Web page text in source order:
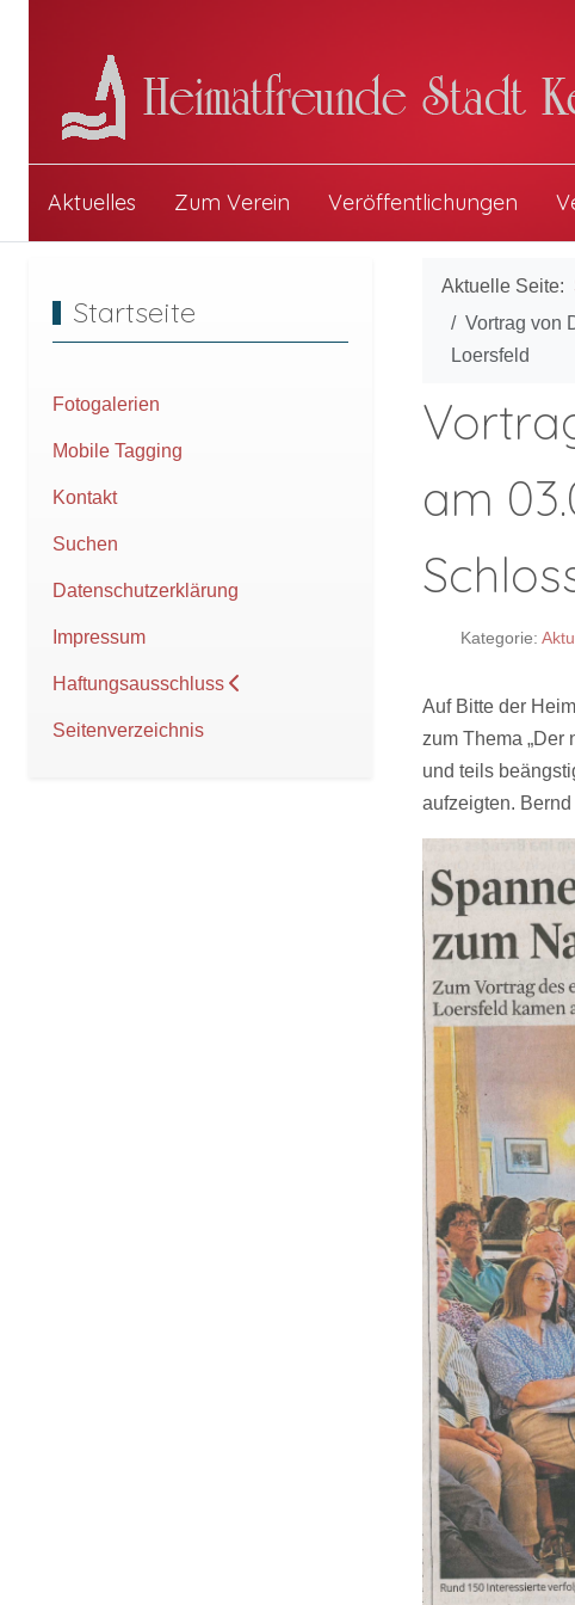
Aktuelles Zum Verein Veröffentlichungen
Startseite
Fotogalerien
Mobile Tagging
Kontakt
Suchen
Datenschutzerklärung
Impressum
Haftungsausschluss
Seitenverzeichnis
Aktuelle Seite:
Vortrag von
Loersfeld
am
Kategorie:
Auf Bitte der
zum Thema „Der
und teils
aufzeigten.